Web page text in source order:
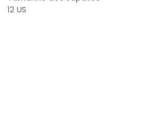
12 US